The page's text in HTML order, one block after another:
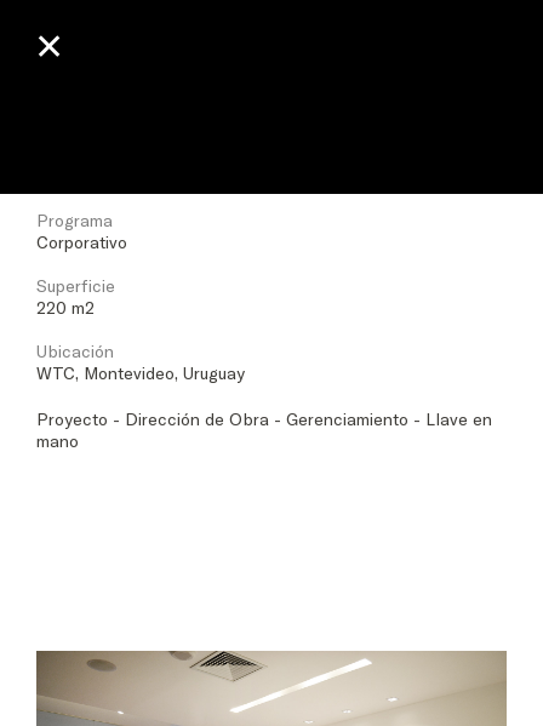
✕
✕
Programa
Corporativo
Superficie
220 m2
Ubicación
WTC, Montevideo, Uruguay
Proyecto - Dirección de Obra - Gerenciamiento - Llave en
mano